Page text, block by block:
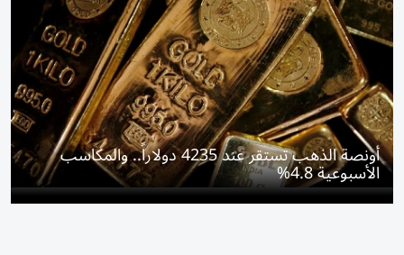
أونصة الذهب تستقر عند 4235 دولاراً.. والمكاسب
الأسبوعية 4.8%